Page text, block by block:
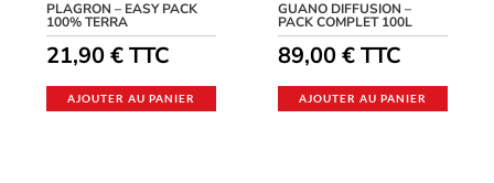
PLAGRON – EASY PACK
100% TERRA
21,90€ TTC
AJOUTER AU PANIER
GUANO DIFFUSION –
PACK COMPLET 100L
89,00€TTC
AJOUTER AU PANIER